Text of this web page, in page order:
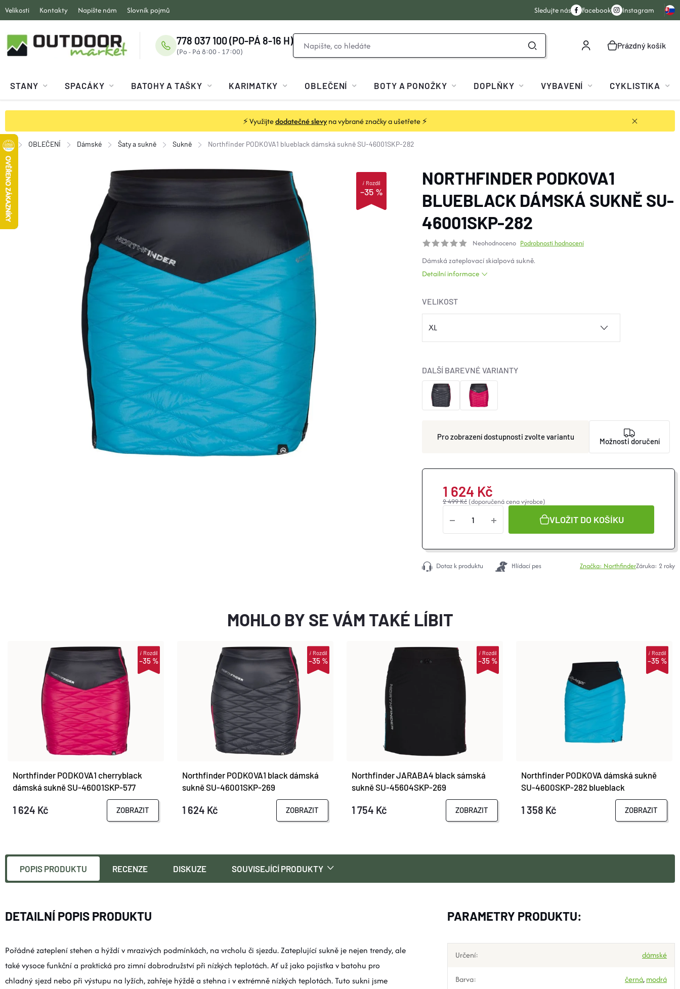
Přejít
na
obsah
⚡ Využijtedodatečné slevyna vybrané značky a ušetřete ⚡
Velikosti Kontakty Napište nám Slovník pojmů Sledujte nás Facebook Instagram
NÁKUPNÍ
Prázdný košík
778 037 100 (PO-PÁ 8-16 H)
STANY SPACÁKY BATOHY A TAŠKY KARIMATKY OBLEČENÍ BOTY A PONOŽKY DOPLŇKY VYBAVENÍ CYKLISTIKA
Domů
OBLEČENÍ Dámské Šaty a sukně Sukně Northfinder PODKOVA1 blueblack dámská sukně SU-46001SKP-282
–35 %
iRozdíl
NORTHFINDER PODKOVA1
BLUEBLACK DÁMSKÁ SUKNĚ SU-
46001SKP-282
Neohodnoceno Podrobnosti hodnocení
Dámská zateplovací skialpová sukně.
Detailní informace
VELIKOST
zvolte variantu
DALŠÍ BAREVNÉ VARIANTY
Možnosti doručení
2 499 Kč (doporučená cena výrobce)
1 624 Kč
VLOŽIT DO KOŠÍKU
Dotaz k produktu Hlídací pes Značka: NorthfinderZáruka: 2 roky
MOHLO BY SE VÁM TAKÉ LÍBIT
–35 %
iRozdíl
Northfinder PODKOVA1 cherryblack
dámská sukně SU-46001SKP-577
1 624 Kč ZOBRAZIT
–35 %
iRozdíl
Northfinder PODKOVA1 black dámská
sukně SU-46001SKP-269
1 624 Kč ZOBRAZIT
–35 %
iRozdíl
Northfinder JARABA4 black sámská
sukně SU-45604SKP-269
1 754 Kč ZOBRAZIT
–35 %
iRozdíl
Northfinder PODKOVA dámská sukně
SU-4600SKP-282 blueblack
1 358 Kč ZOBRAZIT
POPIS PRODUKTU RECENZE DISKUZE SOUVISEJÍCÍ PRODUKTY
DETAILNÍ POPIS PRODUKTU
Pořádné zateplení stehen a hýždí v mrazivých podmínkách, na vrcholu či sjezdu. Zateplující sukně je nejen trendy, ale
také vysoce funkční a praktická pro zimní dobrodružství při nízkých teplotách. Ať už jako pojistka v batohu pro
chladný sjezd nebo při výstupu na lyžích, zahřeje hýždě a stehna i v extrémně nízkých teplotách. Tuto sukni jsme
PARAMETRY PRODUKTU:
Určení: dámské
Barva: černá,modrá